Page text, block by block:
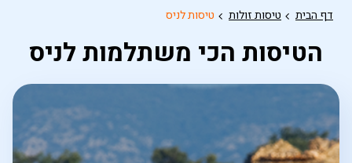
הכפתור
דף הבית טיסות זולות טיסות לניס
הטיסות הכי משתלמות לניס